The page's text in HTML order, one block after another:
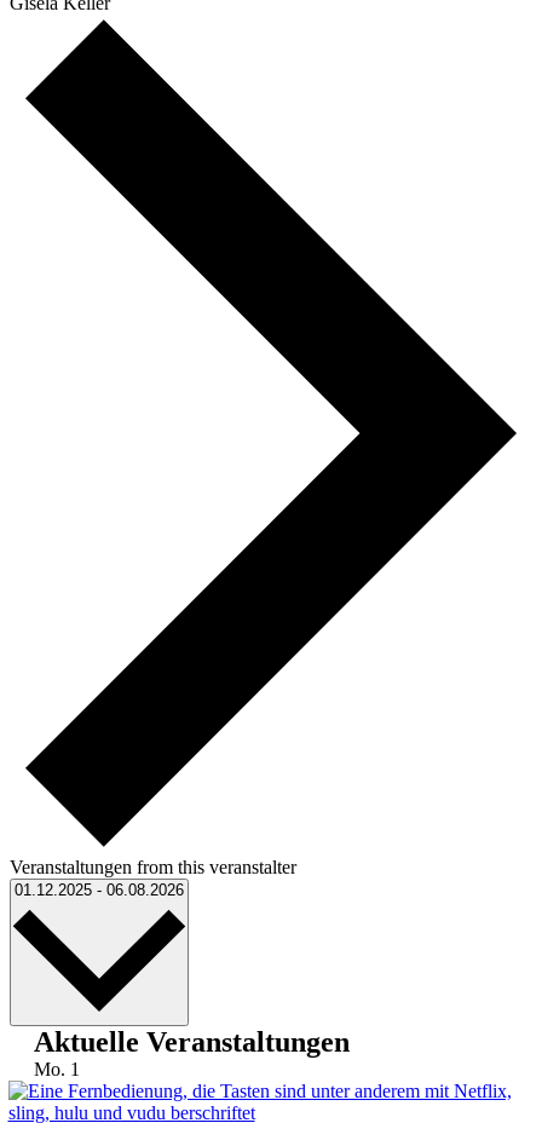
Veranstaltungen from this veranstalter
01.12.2025 - 06.08.2026 Datum
Aktuelle Veranstaltungen
Mo. 1